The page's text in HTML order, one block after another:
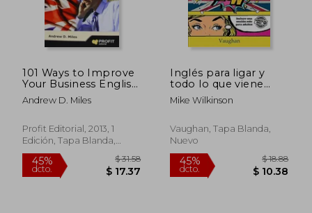
101 Ways to Improve
Your Business English
(en Inglés)
Andrew D. Miles
Profit Editorial, 2013, 1
Edición, Tapa Blanda,
Nuevo
Inglés para ligar y
todo lo que viene
después
Mike Wilkinson
Vaughan, Tapa Blanda,
Nuevo